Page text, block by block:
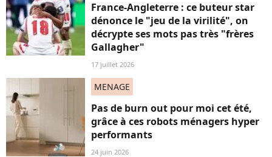
France-Angleterre : ce buteur star
dénonce le "jeu de la virilité", on
décrypte ses mots pas très "frères
Gallagher"
17 juillet 2026
MENAGE
Pas de burn out pour moi cet été,
grâce à ces robots ménagers hyper
performants
24 juin 2026